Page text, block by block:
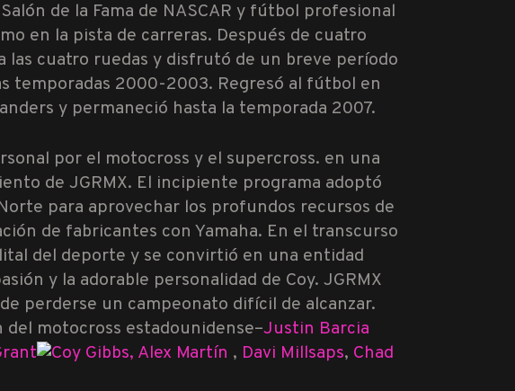
de la Fama de NASCAR y fútbol profesional
en la pista de carreras. Después de cuatro
las cuatro ruedas y disfrutó de un breve período
temporadas 2000-2003. Regresó al fútbol en
y permaneció hasta la temporada 2007.
por el motocross y el supercross. en una
de JGRMX. El incipiente programa adoptó
para aprovechar los profundos recursos de
de fabricantes con Yamaha. En el transcurso
del deporte y se convirtió en una entidad
y la adorable personalidad de Coy. JGRMX
perderse un campeonato difícil de alcanzar.
motocross estadounidense–Justin Barcia
, Alex Martín , Davi Millsaps, Chad